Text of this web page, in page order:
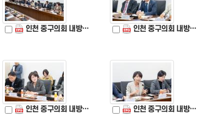
인천 중구의회 내방 (2).jpg 인천 중구의회 내방 (3).jpg
인천 중구의회 내방 (4).jpg 인천 중구의회 내방 (5).jpg